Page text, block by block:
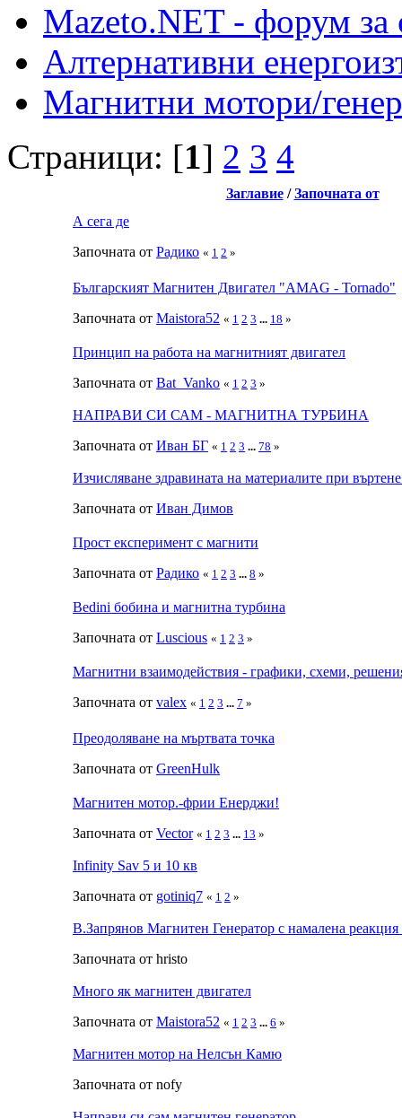
Mazeto.NET - форум за
Алтернативни
Магнитни мотори/
Страници: [1] 2 3 4
Заглавие/Започната от
А сега де
Започната от Радико « 1 2 »
Българският Магнитен Двигател "AMAG - Tornado"
Започната от Maistora52 « 1 2 3 ... 18 »
Принцип на работа на магнитният двигател
Започната от Bat_Vanko « 1 2 3 »
НАПРАВИ СИ САМ - МАГНИТНА ТУРБИНА
Започната от Иван БГ « 1 2 3 ... 78 »
Изчисляване здравината на материалите при
Започната от Иван Димов
Прост експеримент с магнити
Започната от Радико « 1 2 3 ... 8 »
Bedini бобина и магнитна турбина
Започната от Luscious « 1 2 3 »
Магнитни взаимодействия - графики, схеми,
Започната от valex « 1 2 3 ... 7 »
Преодоляване на мъртвата точка
Започната от GreenHulk
Магнитен мотор.-фрии Енерджи!
Започната от Vector « 1 2 3 ... 13 »
Infinity Sav 5 и 10 кв
Започната от gotiniq7 « 1 2 »
В.Запрянов Магнитен Генератор с намалена реакция
Започната от hristo
Много як магнитен двигател
Започната от Maistora52 « 1 2 3 ... 6 »
Магнитен мотор на Нелсън Камю
Започната от nofy